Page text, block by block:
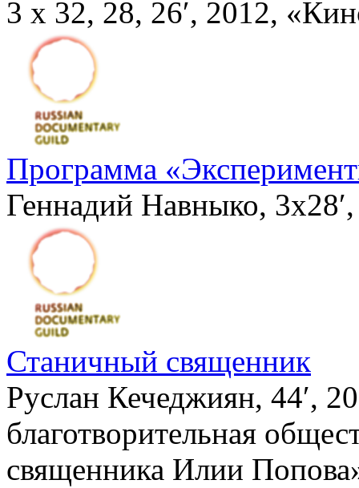
3 x 32, 28, 26′, 2012,
Программа
Геннадий Навныко,
Станичный священник
Руслан Кечеджиян, 44′,
благотворительная
священника Илии